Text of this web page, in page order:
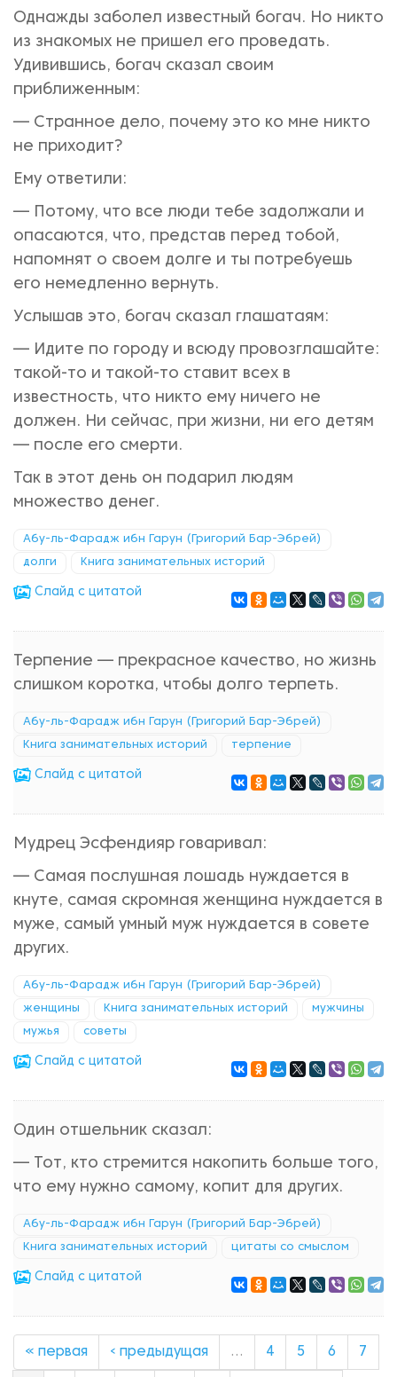
Однажды заболел известный богач. Но никто
из знакомых не пришел его проведать.
Удивившись, богач сказал своим
приближенным:
— Странное дело, почему это ко мне никто
не приходит?
Ему ответили:
— Потому, что все люди тебе задолжали и
опасаются, что, представ перед тобой,
напомнят о своем долге и ты потребуешь
его немедленно вернуть.
Услышав это, богач сказал глашатаям:
— Идите по городу и всюду провозглашайте:
такой-то и такой-то ставит всех в
известность, что никто ему ничего не
должен. Ни сейчас, при жизни, ни его детям
— после его смерти.
Так в этот день он подарил людям
множество денег.
Абу-ль-Фарадж ибн Гарун (Григорий Бар-Эбрей)
долги Книга занимательных историй
Cлайд с цитатой
Терпение — прекрасное качество, но жизнь
слишком коротка, чтобы долго терпеть.
Абу-ль-Фарадж ибн Гарун (Григорий Бар-Эбрей)
Книга занимательных историй терпение
Cлайд с цитатой
Мудрец Эсфендияр говаривал:
— Самая послушная лошадь нуждается в
кнуте, самая скромная женщина нуждается в
муже, самый умный муж нуждается в совете
других.
Абу-ль-Фарадж ибн Гарун (Григорий Бар-Эбрей)
женщины Книга занимательных историй мужчины
мужья советы
Cлайд с цитатой
Один отшельник сказал:
— Тот, кто стремится накопить больше того,
что ему нужно самому, копит для других.
Абу-ль-Фарадж ибн Гарун (Григорий Бар-Эбрей)
Книга занимательных историй цитаты со смыслом
Cлайд с цитатой
« первая ‹ предыдущая … 4 5 6 7